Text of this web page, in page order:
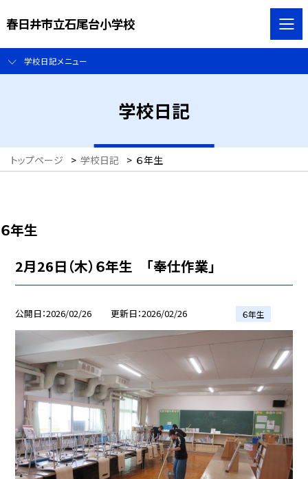
春日井市立石尾台小学校
学校日記メニュー
学校日記
トップページ > 学校日記 > ６年生
６年生
2月26日（木）６年生 「奉仕作業」
公開日 2026/02/26 更新日 2026/02/26 ６年生